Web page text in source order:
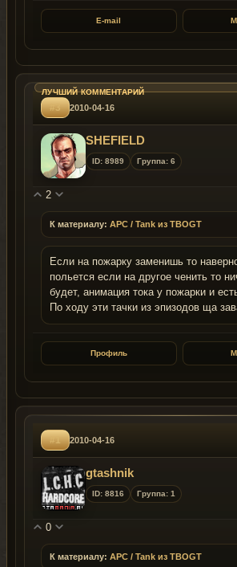
E-mail
#3 2010-04-16
SHEFIELD
ID: 8989 Группа: 6
2
К материалу: APC / Tank из TBOGT
Если на пожарку заменишь то
польется если на другое ченить то
будет, анимация тока у пожарки и
По ходу эти тачки из эпизодов ща
Профиль
#1 2010-04-16
gtashnik
ID: 8816 Группа: 1
0
К материалу: APC / Tank из TBOGT